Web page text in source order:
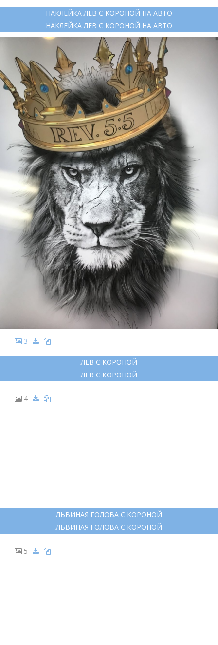
НАКЛЕЙКА ЛЕВ С КОРОНОЙ НА АВТО
НАКЛЕЙКА ЛЕВ С КОРОНОЙ НА АВТО
3
ЛЕВ С КОРОНОЙ
ЛЕВ С КОРОНОЙ
4
ЛЬВИНАЯ ГОЛОВА С КОРОНОЙ
ЛЬВИНАЯ ГОЛОВА С КОРОНОЙ
5